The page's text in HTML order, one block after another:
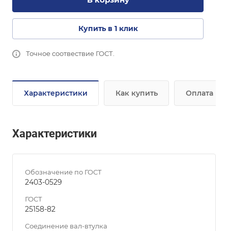
Купить в 1 клик
Точное соотвествие ГОСТ.
Характеристики Как купить Оплата
Характеристики
Обозначение по ГОСТ
2403-0529
ГОСТ
25158-82
Соединение вал-втулка